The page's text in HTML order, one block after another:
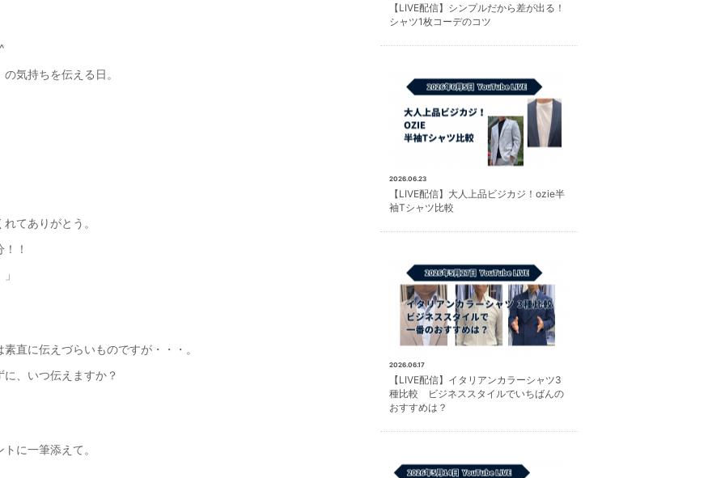
気持ちを伝える日。
てありがとう。
！
直に伝えづらいものですが・・・。
、いつ伝えますか？
に一筆添えて。
【LIVE配信】シンプルだから差が出る！
シャツ1枚コーデのコツ
2026.06.23
【LIVE配信】大人上品ビジカジ！ozie半
袖Tシャツ比較
2026.06.17
【LIVE配信】イタリアンカラーシャツ3
種比較 ビジネススタイルでいちばんの
おすすめは？